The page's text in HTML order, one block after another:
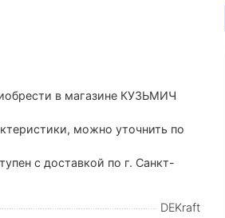
в магазине КУЗЬМИЧ
можно уточнить по
с доставкой по г. Санкт-
DEKraft